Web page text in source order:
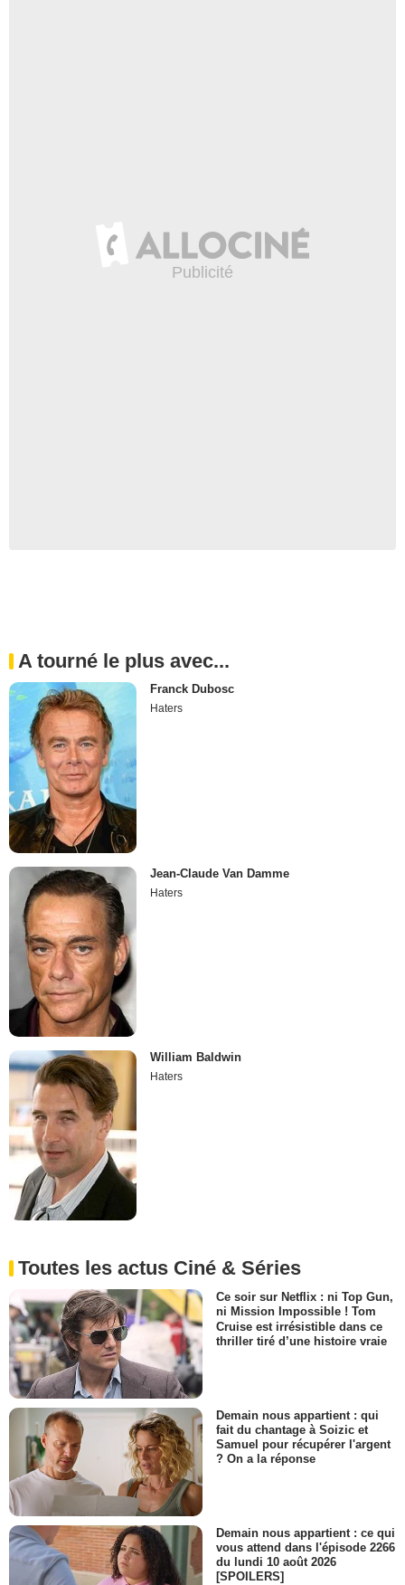
A tourné le plus avec...
Franck Dubosc
Haters
Jean-Claude Van Damme
Haters
William Baldwin
Haters
Toutes les actus Ciné & Séries
Ce soir sur Netflix : ni Top Gun,
ni Mission Impossible ! Tom
Cruise est irrésistible dans ce
thriller tiré d’une histoire vraie
Demain nous appartient : qui
fait du chantage à Soizic et
Samuel pour récupérer l'argent
? On a la réponse
Demain nous appartient : ce qui
vous attend dans l'épisode 2266
du lundi 10 août 2026
[SPOILERS]